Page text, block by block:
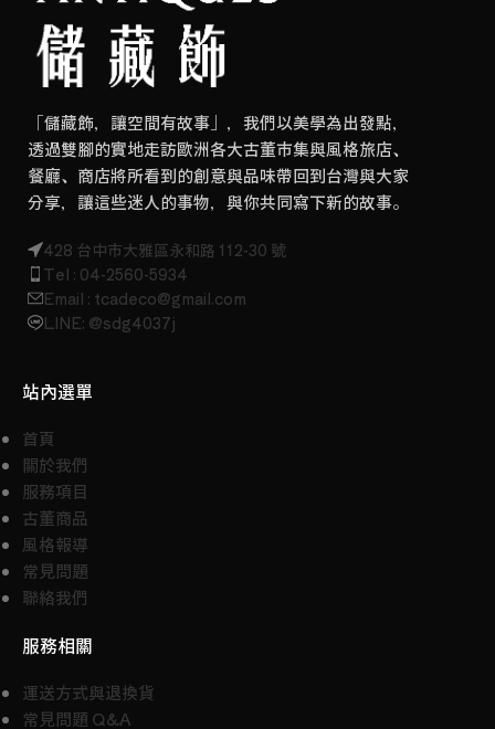
「儲藏飾，讓空間有故事」，我們以美學為出發點，
透過雙腳的實地走訪歐洲各大古董市集與風格旅店、
餐廳、商店將所看到的創意與品味帶回到台灣與大家
分享，讓這些迷人的事物，與你共同寫下新的故事。
428 台中市大雅區永和路 112-30 號
Tel : 04-2560-5934
Email : tcadeco@gmail.com
LINE: @sdg4037j
站內選單
首頁
關於我們
服務項目
古董商品
風格報導
常見問題
聯絡我們
服務相關
運送方式與退換貨
常見問題 Q&A